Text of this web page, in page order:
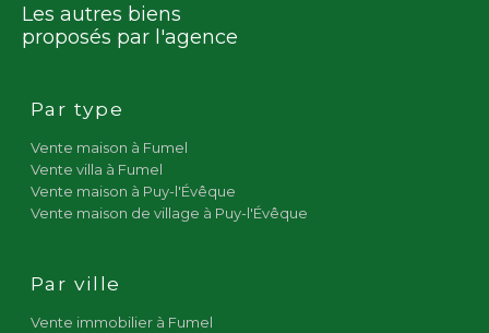
Les autres biens
proposés par l'agence
Par type
Vente maison à Fumel
Vente villa à Fumel
Vente maison à Puy-l'Évêque
Vente maison de village à Puy-l'Évêque
Par ville
Vente immobilier à Fumel